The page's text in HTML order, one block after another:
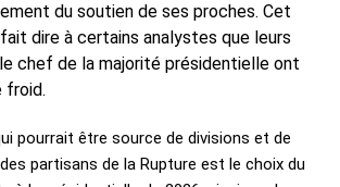
du soutien de ses proches. Cet
dire à certains analystes que leurs
chef de la majorité présidentielle ont
froid.
pourrait être source de divisions et de
partisans de la Rupture est le choix du